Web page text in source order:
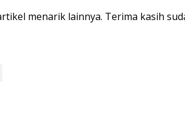
menarik lainnya. Terima kasih